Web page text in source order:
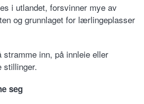
i utlandet, forsvinner mye av
og grunnlaget for lærlingeplasser
stramme inn, på innleie eller
stillinger.
seg